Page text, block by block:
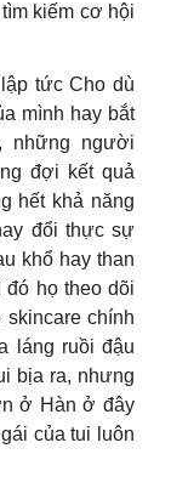
kiếm cơ hội
tức Cho dù
mình hay bắt
những người
đợi kết quả
hết khả năng
đổi thực sự
khổ hay than
đó họ theo dõi
chính
láng ruồi đậu
bịa ra, nhưng
ở Hàn ở đây
của tui luôn